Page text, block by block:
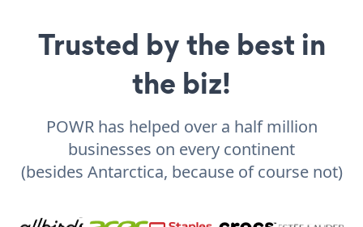
Trusted by the best in
the biz!
POWR has helped over a half million
businesses on every continent
(besides Antarctica, because of course not)